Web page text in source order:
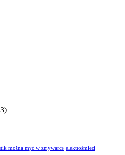
można myć w zmywarce elektrośmieci